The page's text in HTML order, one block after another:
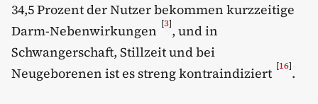
34,5 Prozent der Nutzer bekommen kurzzeitige
Darm-Nebenwirkungen [3], und in
Schwangerschaft, Stillzeit und bei
Neugeborenen ist es streng kontraindiziert [16].